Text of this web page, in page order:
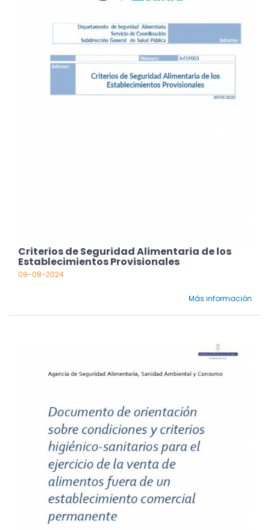
Criterios de Seguridad Alimentaria de los
Establecimientos Provisionales
09-08-2024
Más información